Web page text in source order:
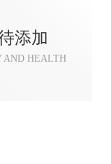
添加
AND HEALTH